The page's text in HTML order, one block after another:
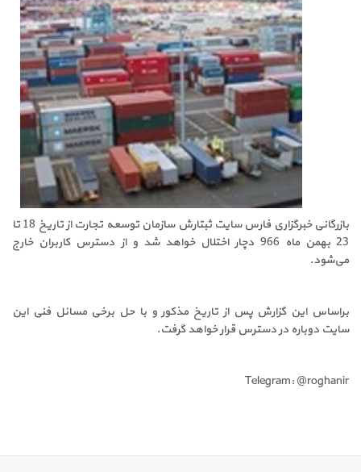
بازرگانی خبرگزاری فارس سایت ثبتارش سازمان توسعه تجارت از تاریخ 18 تا
23 بهمن ماه 966 دچار اختلال خواهد شد و از دسترس کاربران خارج
می‌شود.
براساس این گزارش پس از تاریخ مذکور و با حل برخی مسائل فنی این
سایت دوباره در دسترس قرار خواهد گرفت.
Telegram: @roghanir